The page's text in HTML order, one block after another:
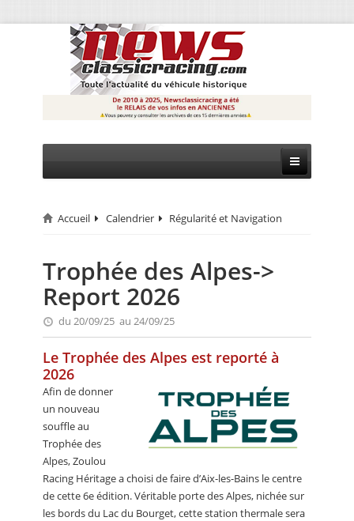
CIRCUIT
RALLYE
MONTAGNE
EVÈNEMENTS
CALENDRIER
FOCUS
VIDEO
ANNUAIRES
PETITES ANNONCES
Accueil Calendrier Régularité et Navigation
Trophée des Alpes->
Report 2026
du 20/09/25 au 24/09/25
Le Trophée des Alpes est reporté à
2026
Afin de donner
un nouveau
souffle au
Trophée des
Alpes, Zoulou
Racing Héritage a choisi de faire d’Aix-les-Bains le centre
de cette 6e édition. Véritable porte des Alpes, nichée sur
les bords du Lac du Bourget, cette station thermale sera